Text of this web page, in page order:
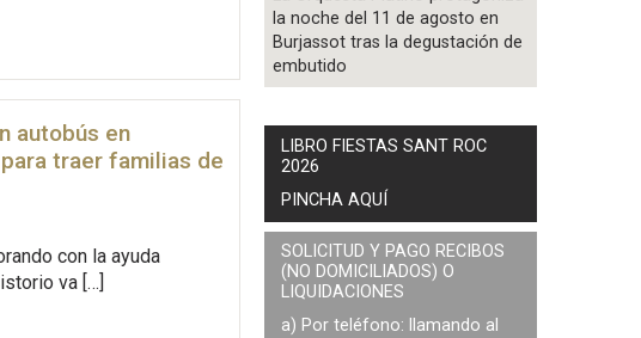
autobús en
traer familias de
con la ayuda
va […]
la noche del 11 de agosto en
Burjassot tras la degustación de
embutido
LIBRO FIESTAS SANT ROC
2026
PINCHA AQUÍ
SOLICITUD Y PAGO RECIBOS
(NO DOMICILIADOS) O
LIQUIDACIONES
a) Por teléfono: llamando al